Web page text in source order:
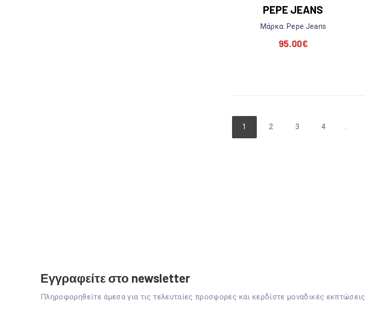
PEPE JEANS
Mάρκα: Pepe Jeans
95.00€
1 2 3 4
Εγγραφείτε στο newsletter
Πληροφορηθείτε άμεσα για τις τελευταίες προσφορές και κερδίστε μοναδικές εκπτώσεις